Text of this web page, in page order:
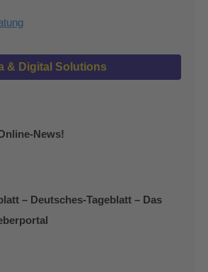
& Digital Solutions
News!
– Deutsches-Tageblatt – Das